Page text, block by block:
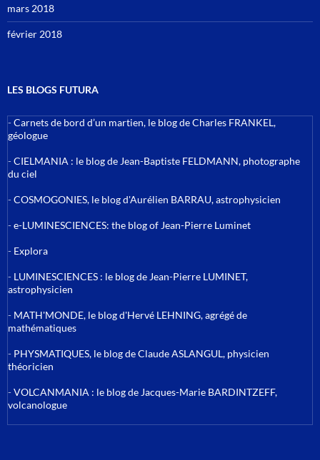
mars 2018
février 2018
LES BLOGS FUTURA
-Carnets de bord d’un martien, le blog de Charles FRANKEL,
géologue
-CIELMANIA : le blog de Jean-Baptiste FELDMANN, photographe
du ciel
-COSMOGONIES, le blog d'Aurélien BARRAU, astrophysicien
-e-LUMINESCIENCES: the blog of Jean-Pierre Luminet
- Explora
- LUMINESCIENCES : le blog de Jean-Pierre LUMINET,
astrophysicien
- MATH'MONDE, le blog d'Hervé LEHNING, agrégé de
mathématiques
- PHYSMATIQUES, le blog de Claude ASLANGUL, physicien
théoricien
-VOLCANMANIA : le blog de Jacques-Marie BARDINTZEFF,
volcanologue